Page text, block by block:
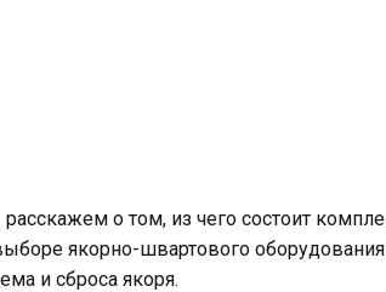
о том, из чего состоит
якорно-швартового
и сброса якоря.